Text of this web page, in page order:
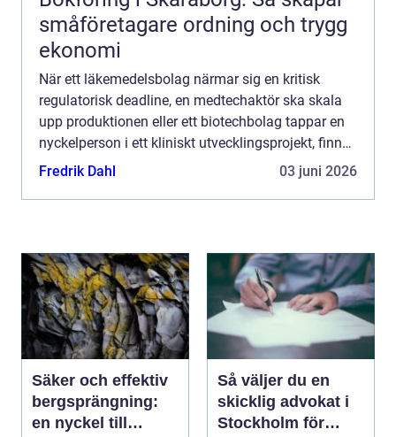
småföretagare ordning och trygg
ekonomi
När ett läkemedelsbolag närmar sig en kritisk
regulatorisk deadline, en medtechaktör ska skala
upp produktionen eller ett biotechbolag tappar en
nyckelperson i ett kliniskt utvecklingsprojekt, finns
sällan utrymme för långa rekryteringsprocesser. I
Fredrik Dahl 03 juni 2026
Säker och effektiv
bergsprängning:
en nyckel till
Så väljer du en
skicklig advokat i
Stockholm för